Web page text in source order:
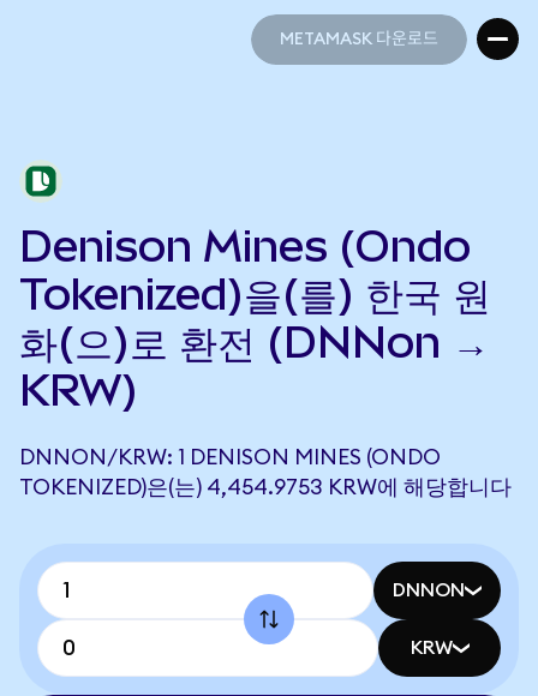
METAMASK 다운로드
Denison Mines (Ondo
Tokenized)을(를) 한국 원
화(으)로 환전 (DNNon →
KRW)
DNNON/KRW: 1 DENISON MINES (ONDO
TOKENIZED)은(는) 4,454.9753 KRW에 해당합니다
DNNON
KRW